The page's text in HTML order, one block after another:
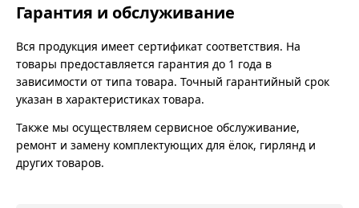
Гарантия и обслуживание
Вся продукция имеет сертификат соответствия. На
товары предоставляется гарантия до 1 года в
зависимости от типа товара. Точный гарантийный срок
указан в характеристиках товара.
Также мы осуществляем сервисное обслуживание,
ремонт и замену комплектующих для ёлок, гирлянд и
других товаров.